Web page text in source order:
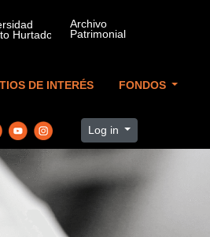
DE INTERÉS FONDOS
Log in